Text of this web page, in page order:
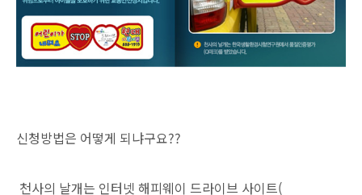
신청방법은 어떻게 되냐구요??
천사의 날개는 인터넷 해피웨이 드라이브 사이트(